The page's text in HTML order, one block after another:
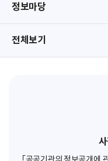
정보마당
전체보기